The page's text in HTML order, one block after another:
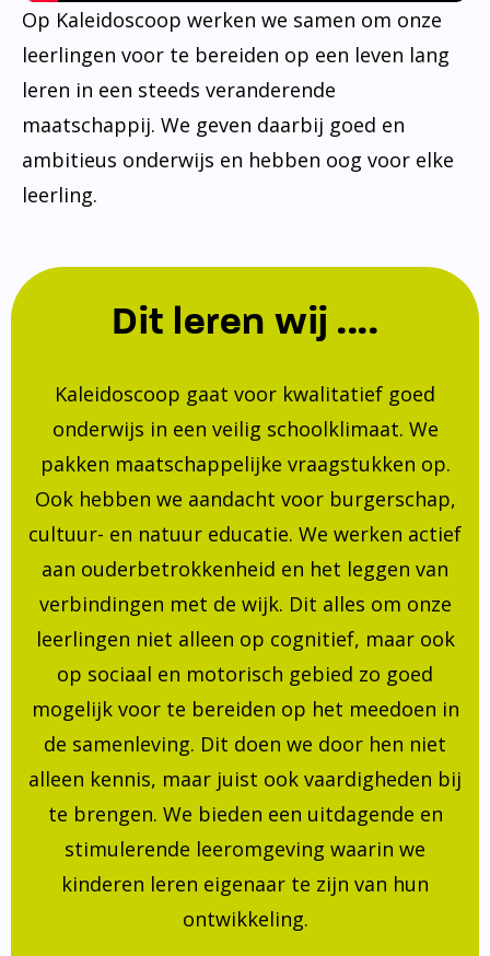
Op Kaleidoscoop werken we samen om onze
leerlingen voor te bereiden op een leven lang
leren in een steeds veranderende
maatschappij. We geven daarbij goed en
ambitieus onderwijs en hebben oog voor elke
leerling.
Dit leren wij ....
Kaleidoscoop gaat voor kwalitatief goed
onderwijs in een veilig schoolklimaat. We
pakken maatschappelijke vraagstukken op.
Ook hebben we aandacht voor burgerschap,
cultuur- en natuur educatie. We werken actief
aan ouderbetrokkenheid en het leggen van
verbindingen met de wijk. Dit alles om onze
leerlingen niet alleen op cognitief, maar ook
op sociaal en motorisch gebied zo goed
mogelijk voor te bereiden op het meedoen in
de samenleving. Dit doen we door hen niet
alleen kennis, maar juist ook vaardigheden bij
te brengen. We bieden een uitdagende en
stimulerende leeromgeving waarin we
kinderen leren eigenaar te zijn van hun
ontwikkeling.